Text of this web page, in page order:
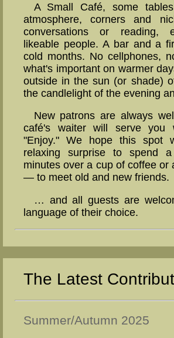
A Small Café, some
atmos­phere, corners and
conver­sa­tions or reading,
likeable people. A bar and a
cold months. No cell­phones,
what's important on war­mer
outside in the sun (or shade)
the candlelight of the evening
New patrons are always
café's waiter will serve you
"Enjoy." We hope this spot
relaxing surprise to spend
minutes over a cup of coffee or
— to meet old and new friends.
… and all guests are
language of their choice.
The Latest
Summer/Autumn 2025